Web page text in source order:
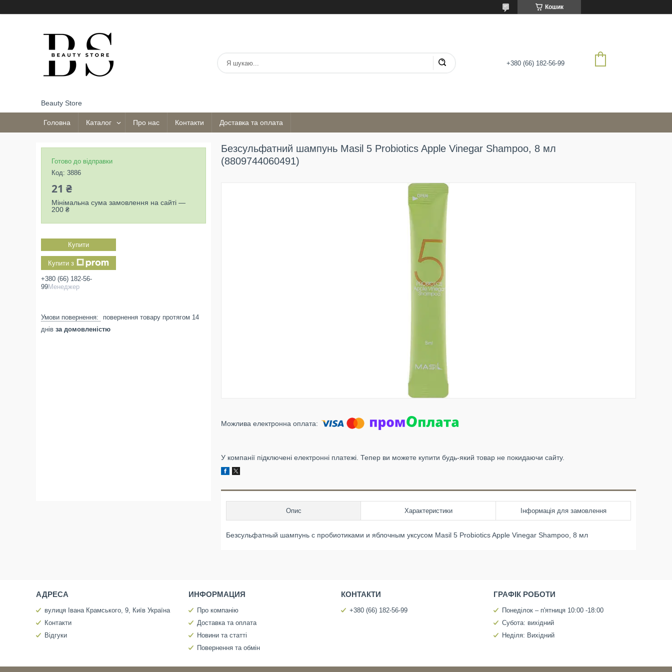
Кошик
Beauty Store
+380 (66) 182-56-99
Головна Каталог Про нас Контакти Доставка та оплата
Безсульфатний шампунь Masil 5 Probiotics Apple Vinegar Shampoo, 8 мл
(8809744060491)
У компанії підключені електронні платежі. Тепер ви можете купити будь-який товар не покидаючи сайту.
Опис Характеристики Інформація для замовлення
Безсульфатный шампунь с пробиотиками и яблочным уксусом Masil 5 Probiotics Apple Vinegar Shampoo, 8 мл
Готово до відправки
Код: 3886
21 ₴
Мінімальна сума замовлення на сайті —
200 ₴
Купити
Купити з
+380 (66) 182-56-
99Менеджер
повернення товару протягом 14
днів за домовленістю
АДРЕСА
вулиця Івана Крамського, 9, Київ Україна
Контакти
Відгуки
ИНФОРМАЦИЯ
Про компанію
Доставка та оплата
Новини та статті
Повернення та обмін
КОНТАКТИ
+380 (66) 182-56-99
ГРАФІК РОБОТИ
Понеділок – п'ятниця 10:00 -18:00
Субота: вихідний
Неділя: Вихідний